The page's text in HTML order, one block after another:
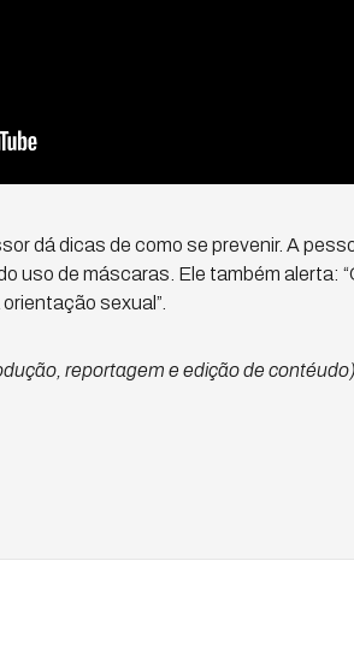
dá dicas de como se prevenir. A
uso de máscaras. Ele também alerta:
sexual”.
reportagem e edição de